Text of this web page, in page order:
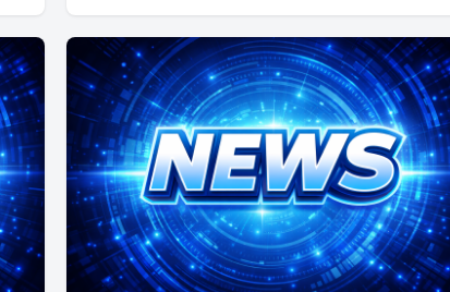
'ஔரங்கசீப், தி மென் அண்ட் தி மித்' (...